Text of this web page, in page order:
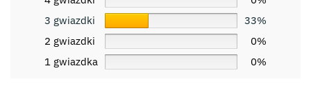
3 gwiazdki
33%
2 gwiazdki
0%
1 gwiazdka
0%